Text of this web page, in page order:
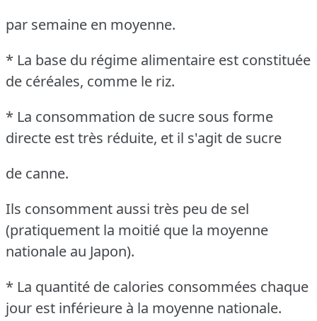
par semaine en moyenne.
* La base du régime alimentaire est constituée
de céréales, comme le riz.
* La consommation de sucre sous forme
directe est très réduite, et il s'agit de sucre
de canne.
Ils consomment aussi très peu de sel
(pratiquement la moitié que la moyenne
nationale au Japon).
* La quantité de calories consommées chaque
jour est inférieure à la moyenne nationale.